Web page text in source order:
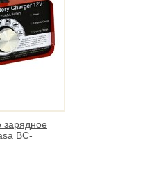
зарядное
BC-